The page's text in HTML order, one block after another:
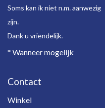
Soms kan ik niet n.m. aanwezig
zijn.
Dank u vriendelijk.
* Wanneer mogelijk
Contact
Winkel